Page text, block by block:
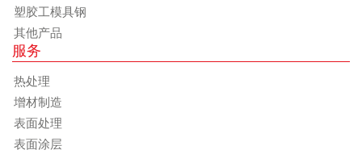
塑胶工模具钢
其他产品
服务
热处理
增材制造
表面处理
表面涂层